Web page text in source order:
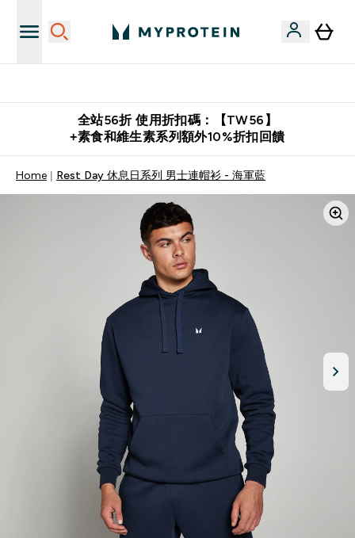
全站56折 使用折扣碼：【TW56】
+素食和維生素系列額外10%折扣回饋
Home Rest Day 休息日系列 男士連帽衫 - 海軍藍